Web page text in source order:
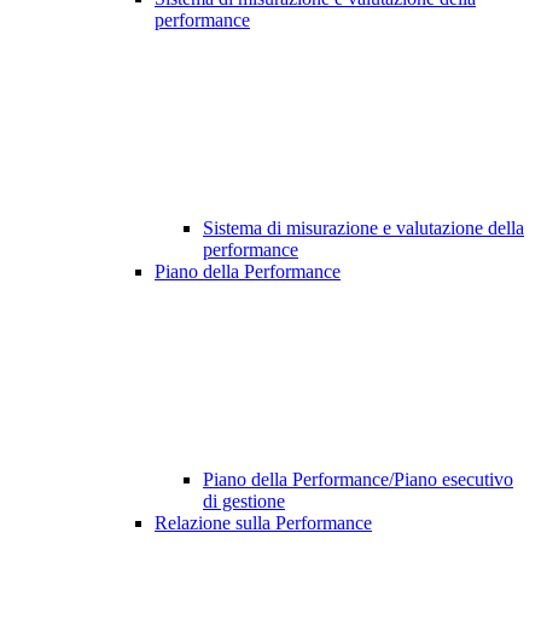
performance
Sistema di misurazione e valutazione della
performance
Piano della Performance
Piano della Performance/Piano esecutivo
di gestione
Relazione sulla Performance